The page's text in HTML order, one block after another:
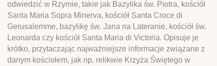
odwiedzić w Rzymie, takie jak Bazylika św. Piotra, kościół
Santa Maria Sopra Minerva, kościół Santa Croce di
Gerusalemme, bazylikę św. Jana na Lateranie, kościół św.
Leonarda czy kościół Santa Maria di Victoria. Opisuje je
krótko, przytaczając najważniejsze informacje związane z
danym kościołem, jak np. relikwie Krzyża Świętego w